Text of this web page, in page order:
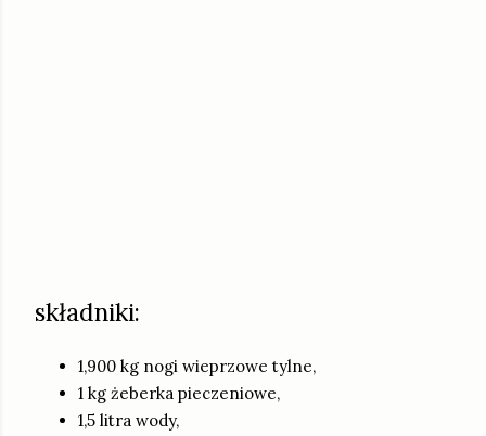
składniki:
1,900 kg nogi wieprzowe tylne,
1 kg żeberka pieczeniowe,
1,5 litra wody,